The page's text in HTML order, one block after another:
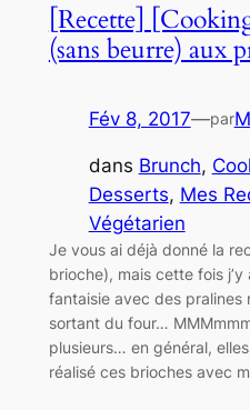
[Recette]
(sans beurre) aux
Fév 8, 2017—par
dans Brunch,
Desserts, Mes
Végétarien
Je vous ai déjà donné la
brioche), mais cette fois
fantaisie avec des pralines
sortant du four…
plusieurs… en général,
réalisé ces brioches avec